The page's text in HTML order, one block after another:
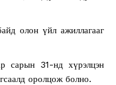
олон үйл ажиллагааг
сарын 31-нд хүрэлцэн
оролцож болно.